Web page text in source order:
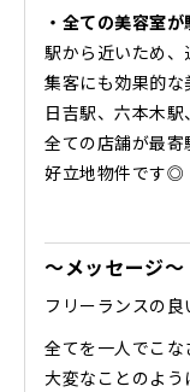
・全ての美容室
駅から近いため、
集客にも効果的な
日吉駅、六本木駅
全ての店舗が最
好立地物件です◎
～メッセージ～
フリーランスの良
全てを一人でこ
大変なことのよう